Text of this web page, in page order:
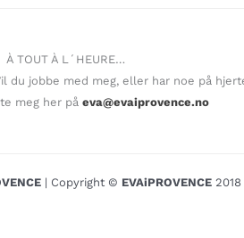
À TOUT À L´HEURE…
du jobbe med meg, eller har noe på
meg her på eva@evaiprovence.no
| Copyright © EVAiPROVENCE